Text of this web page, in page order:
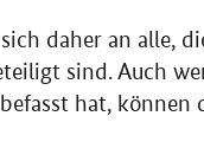
daher an alle,
sind. Auch
hat, können